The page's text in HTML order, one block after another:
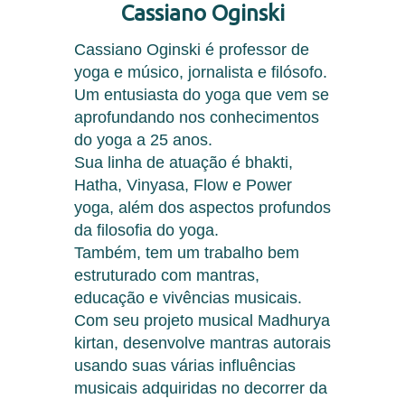
Cassiano Oginski
Cassiano Oginski é professor de
yoga e músico, jornalista e filósofo.
Um entusiasta do yoga que vem se
aprofundando nos conhecimentos
do yoga a 25 anos.
Sua linha de atuação é bhakti,
Hatha, Vinyasa, Flow e Power
yoga, além dos aspectos profundos
da filosofia do yoga.
Também, tem um trabalho bem
estruturado com mantras,
educação e vivências musicais.
Com seu projeto musical Madhurya
kirtan, desenvolve mantras autorais
usando suas várias influências
musicais adquiridas no decorrer da